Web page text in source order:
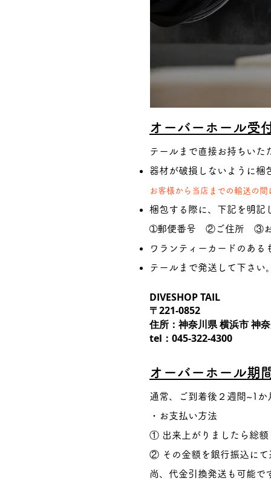
オーバーホール受
テールまで直接お持ちいた
器材が破損しないように梱
お客様から当店までの輸送の
梱包する際に、下記を明記
➀郵便番号 ②ご住所 ③お
ワランティーカードのある
テールまで発送して下さい
DIVESHOP TAIL
〒221-0852
住所：神奈川県 横浜市 神
tel：045-322-4300
オーバーホール期
通常、ご到着後２週間~1か
・お支払い方法
① 出来上がりましたら総額
② その金額を銀行振込にて
尚、代金引換発送も可能で